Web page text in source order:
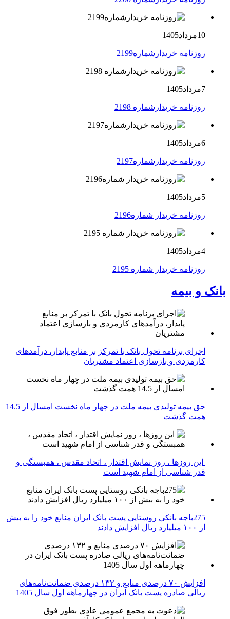
10مرداد1405
روزنامه خریدارشماره2199
7مرداد1405
روزنامه خریدارشماره 2198
6مرداد1405
روزنامه خریدارشماره2197
5مرداد1405
روزنامه خریدار شماره2196
4مرداد1405
روزنامه خریدار شماره 2195
بانک و بیمه
اجرای برنامه تحول بانک با تمرکز بر منابع پایدار، درآمدهای
کارمزدی و بازسازی اعتماد مشتریان
حق بیمه تولیدی بیمه ملت در چهار ماه نخست امسال از 14.5
همت گذشت
این روزها ، روز نمایش اقتدار ، اتحاد مقدس ، همبستگی و
قدر شناسی از امام شهید است
275باجه بانکی روستایی پست بانک ایران منابع خود را به بیش
از ۱۰۰ میلیارد ریال افزایش دادند
افزایش ۷۰ درصدی منابع و ۱۳۲ درصدی ضمانت‌نامه‌های
ریالی صادره پست بانک ایران در چهارماهه اول سال 1405